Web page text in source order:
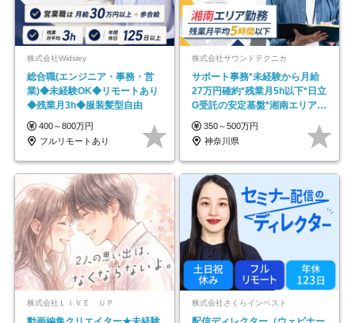
株式会社Widsley
総合職(エンジニア・事務・営
業)◆未経験OK◆リモートあり
◆残業月3h◆服装髪型自由
400～800万円
フルリモートあり
株式会社サウンドテクニカ
サポート事務*未経験から月給
27万円確約*残業月5h以下*日立
G受託の安定基盤*湘南エリア勤
務
350～500万円
神奈川県
株式会社ＬＩＶＥ ＵＰ 株式会社さくらインベスト